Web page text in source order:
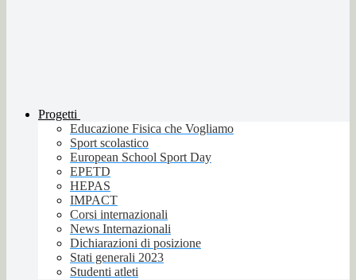
Progetti
Educazione Fisica che Vogliamo
Sport scolastico
European School Sport Day
EPETD
HEPAS
IMPACT
Corsi internazionali
News Internazionali
Dichiarazioni di posizione
Stati generali 2023
Studenti atleti